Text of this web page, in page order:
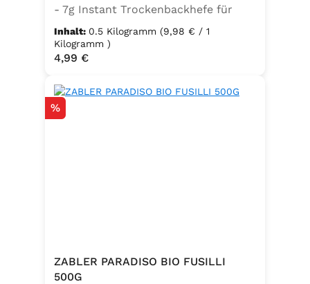
- 7g Instant Trockenbackhefe für
500g Weizenmehl, entspricht 25g
FrischhefeZutaten: Trockenbackhefe,
Emulgator Sorbitanmonostearat
Inhalt: 0.5 Kilogramm (9,98 € / 1
Kilogramm )
Regulärer Preis:
4,99 €
Rabatt
%
ZABLER PARADISO BIO FUSILLI
500G